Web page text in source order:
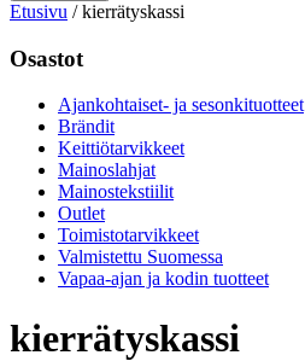
Etusivu /kierrätyskassi
Osastot
Ajankohtaiset- ja sesonkituotteet
Brändit
Keittiötarvikkeet
Mainoslahjat
Mainostekstiilit
Outlet
Toimistotarvikkeet
Valmistettu Suomessa
Vapaa-ajan ja kodin tuotteet
kierrätyskassi